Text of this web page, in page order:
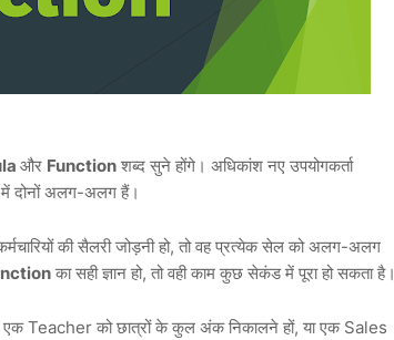
और Function शब्द सुने होंगे। अधिकांश नए उपयोगकर्ता
दोनों अलग-अलग हैं।
की सैलरी जोड़नी हो, तो वह प्रत्येक सेल को अलग-अलग
का सही ज्ञान हो, तो वही काम कुछ सेकंड में पूरा हो सकता है।
Teacher को छात्रों के कुल अंक निकालने हों, या एक Sales